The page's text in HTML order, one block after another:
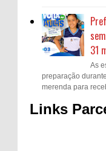
31
As
preparação
merenda para
Links